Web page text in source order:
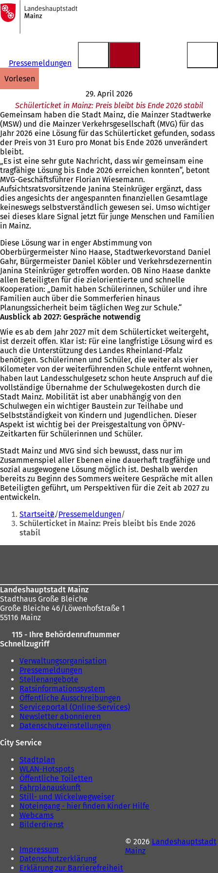
Inhalt anspringen
Zur
Startseite
Pressemeldungen
vorlesen
29. April 2026
Schülerticket in Mainz: Preis bleibt bis Ende 2026 stabil
Gemeinsam haben die Stadt Mainz, die Mainzer Stadtwerke
(MSW) und die Mainzer Verkehrsgesellschaft (MVG) für das
Jahr 2026 eine Lösung für das Schülerticket gefunden, sodass
der Preis von 31 Euro pro Monat bis Ende 2026 unverändert
bleibt.
„Es ist eine sehr gute Nachricht, dass wir gemeinsam eine
tragfähige Lösung bis Ende 2026 erreichen konnten“, betont
MVG-Geschäftsführer Florian Wiesemann.
Aufsichtsratsvorsitzende Janina Steinkrüger ergänzt, dass
dies angesichts der angespannten finanziellen Gesamtlage
keineswegs selbstverständlich gewesen sei. Umso wichtiger
sei dieses klare Signal jetzt für junge Menschen und Familien
in Mainz.
Diese Lösung war in enger Abstimmung von
Oberbürgermeister Nino Haase, Stadtwerkevorstand Daniel
Gahr, Bürgermeister Daniel Köbler und Verkehrsdezernentin
Janina Steinkrüger getroffen worden. OB Nino Haase dankte
allen Beteiligten für die zielorientierte und schnelle
Kooperation: „Damit haben Schülerinnen, Schüler und ihre
Familien auch über die Sommerferien hinaus
Planungssicherheit beim täglichen Weg zur Schule.“
Ausblick ab 2027: Gespräche notwendig
Wie es ab dem Jahr 2027 mit dem Schülerticket weitergeht,
ist derzeit offen. Klar ist: Für eine langfristige Lösung wird es
auch die Unterstützung des Landes Rheinland-Pfalz
benötigen. Schülerinnen und Schüler, die weiter als vier
Kilometer von der weiterführenden Schule entfernt wohnen,
haben laut Landesschulgesetz schon heute Anspruch auf die
vollständige Übernahme der Schulwegekosten durch die
Stadt Mainz. Mobilität ist aber unabhängig von den
Schulwegen ein wichtiger Baustein zur Teilhabe und
Selbstständigkeit von Kindern und Jugendlichen. Dieser
Aspekt ist wichtig bei der Preisgestaltung von ÖPNV-
Zeitkarten für Schülerinnen und Schüler.
Stadt Mainz und MVG sind sich bewusst, dass nur im
Zusammenspiel aller Ebenen eine dauerhaft tragfähige und
sozial ausgewogene Lösung möglich ist. Deshalb werden
bereits zu Beginn des Sommers weitere Gespräche mit allen
Beteiligten geführt, um Perspektiven für die Zeit ab 2027 zu
entwickeln.
Sie
befinden
sich
hier:
Startseite Pressemeldungen
Schülerticket in Mainz: Preis bleibt bis Ende 2026
stabil
Landeshauptstadt Mainz
Stadthaus Große Bleiche
Große Bleiche 46/Löwenhofstraße 1
55116 Mainz
115 - Ihre Behördenrufnummer
Schnellzugriff
Verwaltungsorganisation
Pressemeldungen
Stellenangebote
Ratsinformationssystem
Öffentliche Ausschreibungen
Serviceportal (Online-Services)
Newsletter abonnieren
Datenschutzeinstellungen
City Service
Stadtplan
WLAN-Hotspots
Öffentliche Toiletten
Fahrplanauskunft
Still- und Wickelwegweiser
Noteingang - hier finden Kinder Hilfe
Webcams
Bilderdienst
Impressum
Datenschutzerklärung
Erklärung zur Barrierefreiheit
© 2026 Landeshauptstadt
Mainz